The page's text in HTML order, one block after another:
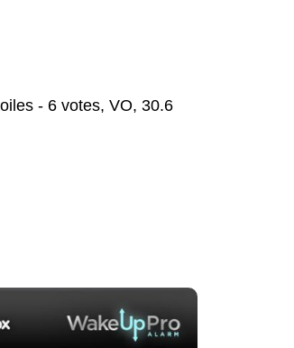
- 6 votes, VO, 30.6